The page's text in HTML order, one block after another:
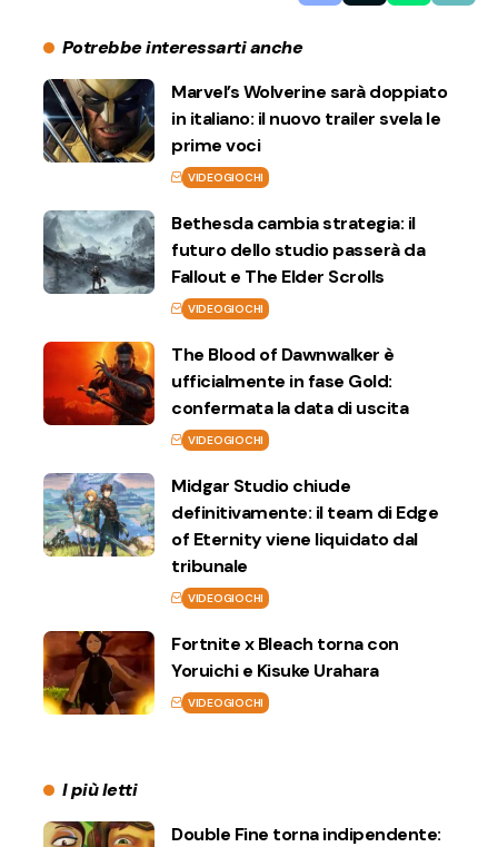
Potrebbe interessarti anche
Marvel’s Wolverine sarà doppiato
in italiano: il nuovo trailer svela le
prime voci
VIDEOGIOCHI
Bethesda cambia strategia: il
futuro dello studio passerà da
Fallout e The Elder Scrolls
VIDEOGIOCHI
The Blood of Dawnwalker è
ufficialmente in fase Gold:
confermata la data di uscita
VIDEOGIOCHI
Midgar Studio chiude
definitivamente: il team di Edge
of Eternity viene liquidato dal
tribunale
VIDEOGIOCHI
Fortnite x Bleach torna con
Yoruichi e Kisuke Urahara
VIDEOGIOCHI
I più letti
Double Fine torna indipendente: